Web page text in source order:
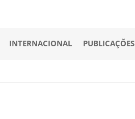
INTERNACIONAL PUBLICAÇÕES